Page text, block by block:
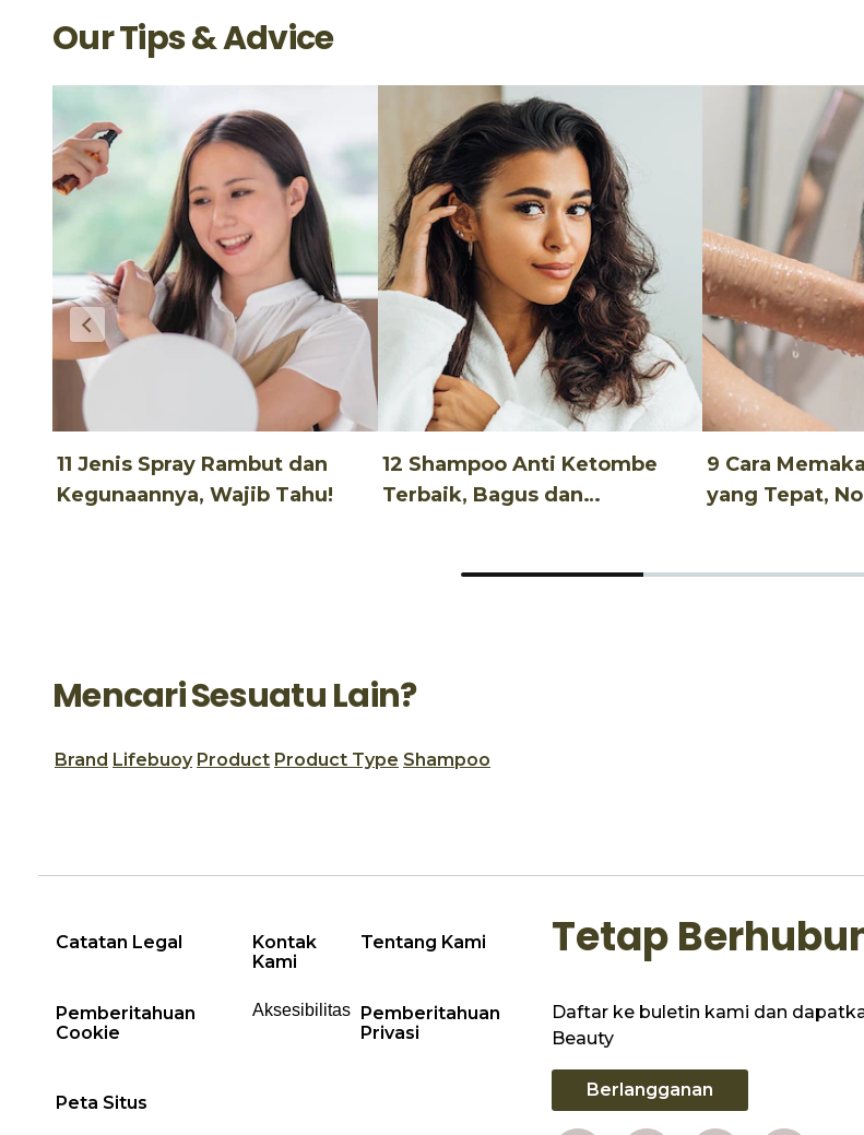
Our Tips & Advice
11 Jenis Spray Rambut dan
Kegunaannya, Wajib Tahu!
12 Shampoo Anti Ketombe
Terbaik, Bagus dan
9 Cara
yang Tepat,
Mencari Sesuatu Lain?
Brand Lifebuoy Product Product Type Shampoo
Catatan Legal
Pemberitahuan
Cookie
Peta Situs
Kontak
Kami
Aksesibilitas
Tentang Kami
Pemberitahuan
Privasi
Tetap
Daftar ke buletin kami dan
Beauty
Berlangganan